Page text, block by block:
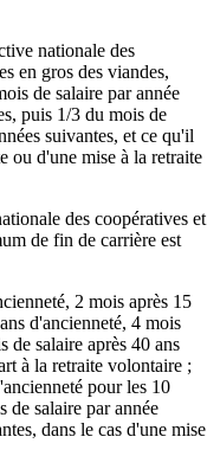
nationale des
en gros des viandes,
de salaire par année
puis 1/3 du mois de
suivantes, et ce qu'il
ou d'une mise à la retraite
des coopératives et
de fin de carrière est
2 mois après 15
d'ancienneté, 4 mois
de salaire après 40 ans
à la retraite volontaire ;
pour les 10
de salaire par année
dans le cas d'une mise